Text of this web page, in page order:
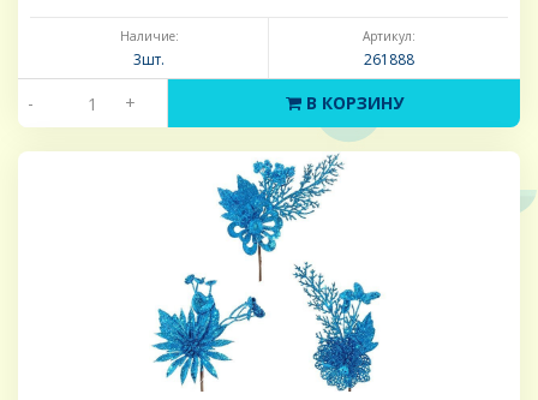
Наличие:
3шт.
Артикул:
261888
- + В КОРЗИНУ